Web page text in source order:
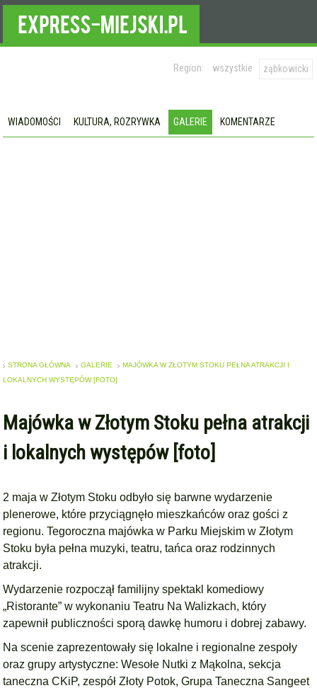
Region: wszystkie ząbkowicki
WIADOMOŚCI KULTURA, ROZRYWKA GALERIE KOMENTARZE
STRONA GŁÓWNA GALERIE
MAJÓWKA W ZŁOTYM STOKU PEŁNA ATRAKCJI I
LOKALNYCH WYSTĘPÓW [FOTO]
Majówka w Złotym Stoku pełna atrakcji
i lokalnych występów [foto]
2 maja w Złotym Stoku odbyło się barwne wydarzenie
plenerowe, które przyciągnęło mieszkańców oraz gości z
regionu. Tegoroczna majówka w Parku Miejskim w Złotym
Stoku była pełna muzyki, teatru, tańca oraz rodzinnych
atrakcji.
Wydarzenie rozpoczął familijny spektakl komediowy
„Ristorante” w wykonaniu Teatru Na Walizkach, który
zapewnił publiczności sporą dawkę humoru i dobrej zabawy.
Na scenie zaprezentowały się lokalne i regionalne zespoły
oraz grupy artystyczne: Wesołe Nutki z Mąkolna, sekcja
taneczna CKiP, zespół Złoty Potok, Grupa Taneczna Sangeet